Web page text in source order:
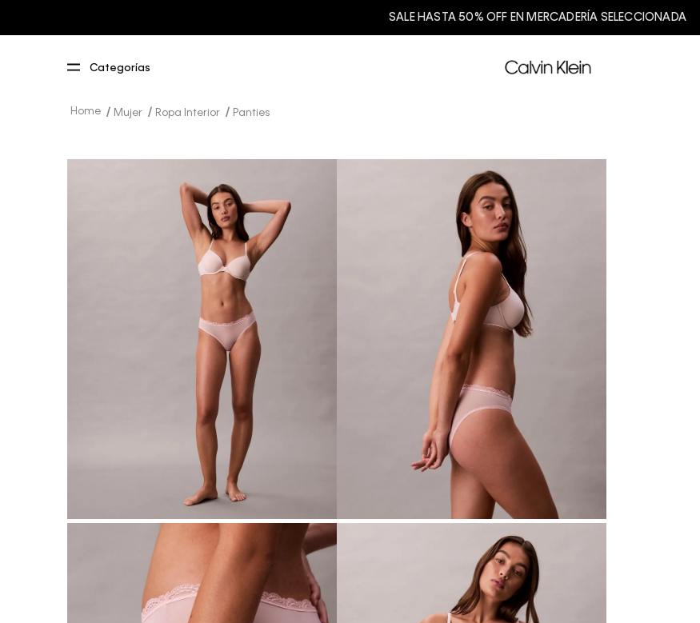
SALE HASTA 50% OFF EN MERCADERÍA SELECCIONADA
Mujer Ropa Interior Panties